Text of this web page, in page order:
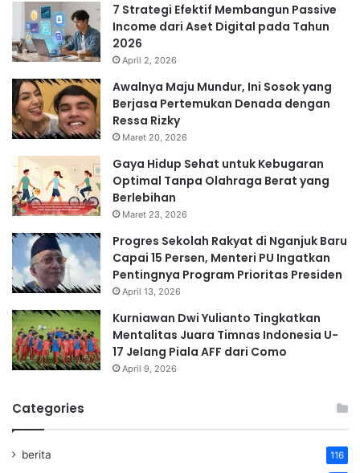
7 Strategi Efektif Membangun Passive
Income dari Aset Digital pada Tahun
2026
April 2, 2026
Awalnya Maju Mundur, Ini Sosok yang
Berjasa Pertemukan Denada dengan
Ressa Rizky
Maret 20, 2026
Gaya Hidup Sehat untuk Kebugaran
Optimal Tanpa Olahraga Berat yang
Berlebihan
Maret 23, 2026
Progres Sekolah Rakyat di Nganjuk Baru
Capai 15 Persen, Menteri PU Ingatkan
Pentingnya Program Prioritas Presiden
April 13, 2026
Kurniawan Dwi Yulianto Tingkatkan
Mentalitas Juara Timnas Indonesia U-
17 Jelang Piala AFF dari Como
April 9, 2026
Categories
berita 116